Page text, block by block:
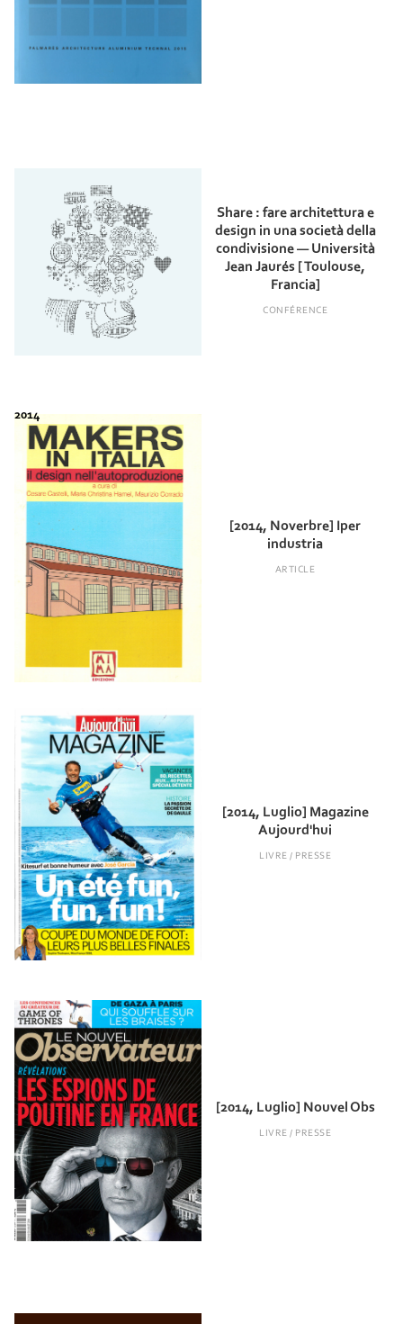
Share : fare architettura e
design in una società della
condivisione — Università
Jean Jaurés [ Toulouse,
Francia]
CONFÉRENCE
[2014, Noverbre] Iper
industria
ARTICLE
[2014, Luglio] Magazine
Aujourd'hui
LIVRE / PRESSE
[2014, Luglio] Nouvel Obs
LIVRE / PRESSE